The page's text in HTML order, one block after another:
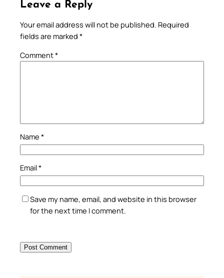
Leave a Reply
Your email address will not be published. Required
fields are marked *
Comment*
Name *
Email*
Save my name, email, and website in this browser
for the next time I comment.